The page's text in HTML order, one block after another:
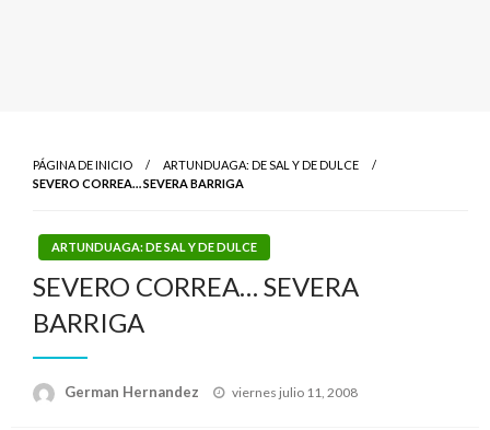
PÁGINA DE INICIO
ARTUNDUAGA: DE SAL Y DE DULCE
SEVERO CORREA… SEVERA BARRIGA
ARTUNDUAGA: DE SAL Y DE DULCE
SEVERO CORREA… SEVERA
BARRIGA
German Hernandez
Publicado
viernes julio 11, 2008